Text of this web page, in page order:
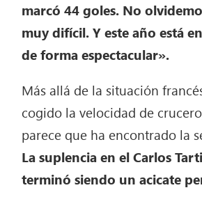
marcó 44 goles. No
muy difícil. Y este año está
de forma espectacular».
Más allá de la situación
cogido la velocidad de
parece que ha encontrado la
La suplencia en el Carlos
terminó siendo un acicate